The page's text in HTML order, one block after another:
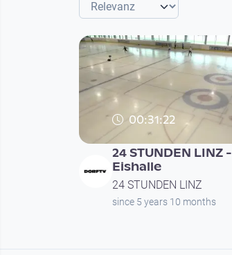
00:31:22
24 STUNDEN LINZ -
Eishalle
24 STUNDEN LINZ
since 5 years 10 months